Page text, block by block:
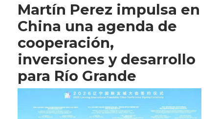
Martín Perez impulsa en
China una agenda de
cooperación,
inversiones y desarrollo
para Río Grande